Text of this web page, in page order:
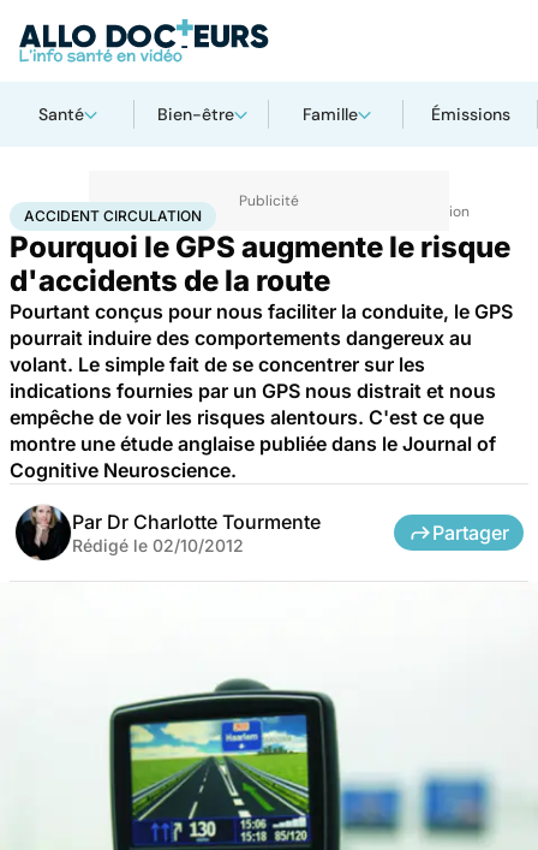
Santé Bien-être Famille Émissions
AccueilSantéMaladiesMaladies neurologiques Accident circulation
ACCIDENT CIRCULATION
Pourquoi le GPS augmente le risque
d'accidents de la route
Pourtant conçus pour nous faciliter la conduite, le GPS
pourrait induire des comportements dangereux au
volant. Le simple fait de se concentrer sur les
indications fournies par un GPS nous distrait et nous
empêche de voir les risques alentours. C'est ce que
montre une étude anglaise publiée dans le Journal of
Cognitive Neuroscience.
Par Dr Charlotte Tourmente
Rédigé le 02/10/2012
Partager